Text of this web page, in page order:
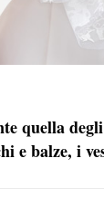
quella
e balze, i